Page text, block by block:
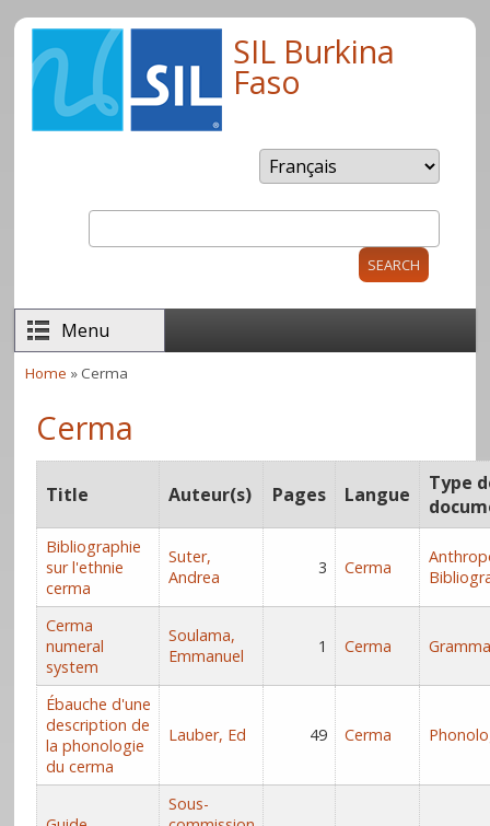
Skip to main content SIL Burkina
Faso
Search form
Menu
Home » Cerma
Cerma
Title Auteur(s) Pages Langue
Type
Bibliographie
sur l'ethnie
cerma
Suter,
Andrea
3 Cerma
Cerma
numeral
system
Soulama,
Emmanuel
1 Cerma
Ébauche d'une
description de
la phonologie
du cerma
Lauber, Ed 49 Cerma
Sous-